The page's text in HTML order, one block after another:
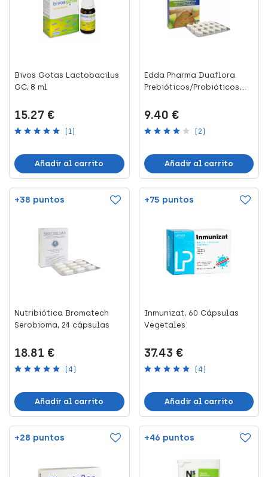
Bivos Gotas Lactobacilus
GC, 8 ml
15.27 €
(1)
Añadir al carrito
Edda Pharma Duaflora
Prebióticos/Probióticos,
9.40 €
(2)
Añadir al carrito
+38 puntos
Nutribiótica Bromatech
Serobioma, 24 cápsulas
18.81 €
(4)
Añadir al carrito
+75 puntos
Inmunizat, 60 Cápsulas
Vegetales
37.43 €
(4)
Añadir al carrito
+28 puntos +46 puntos